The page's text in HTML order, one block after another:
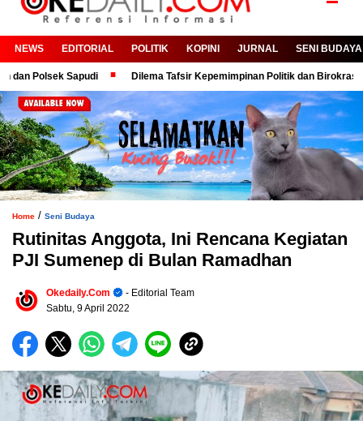
NEWS EDITORIAL POLITIK KOPINI JURNAL SENI BUDAYA
Sapudi Dilema Tafsir Kepemimpinan Politik dan Birokrasi
Home / Seni Budaya
Rutinitas Anggota, Ini Rencana Kegiatan
PJI Sumenep di Bulan Ramadhan
Okedaily.com
- Editorial Team
Sabtu, 9 April 2022